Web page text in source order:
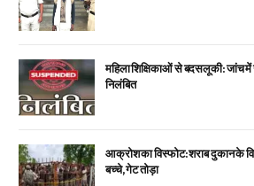
महिला शिक्षिकाओं से बदसलूकी: जांच में
निलंबित
आक्रोश का विस्फोट: शराब दुकान के
बच्चे, गेट तोड़ा